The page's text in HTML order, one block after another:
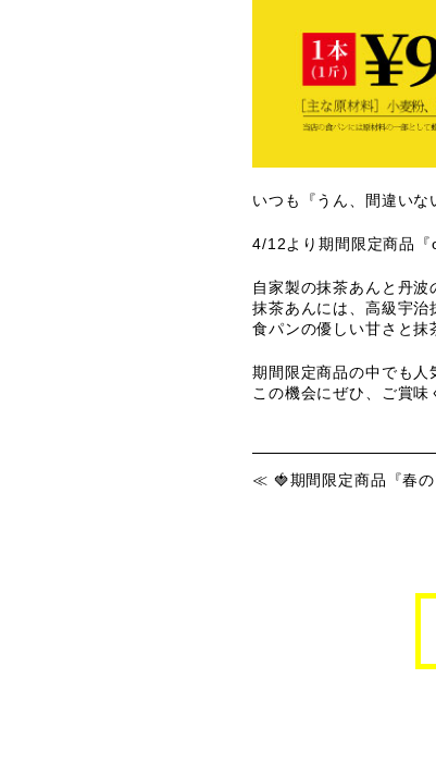
いつも『うん、間違いな
4/12より期間限定商品『
自家製の抹茶あんと丹波
抹茶あんには、高級宇治
食パンの優しい甘さと
期間限定商品の中でも人
この機会にぜひ、ご賞味
🍓期間限定商品『春